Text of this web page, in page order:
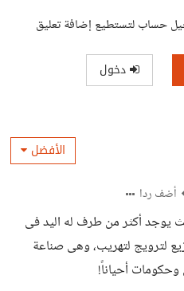
حساب لتستطيع إضافة تعليق
دخول
الأفضل
أضف ردا
يوجد أكثر من طرف له اليد فى
لترويج لتهريب، وهى صناعة
أحياناً!